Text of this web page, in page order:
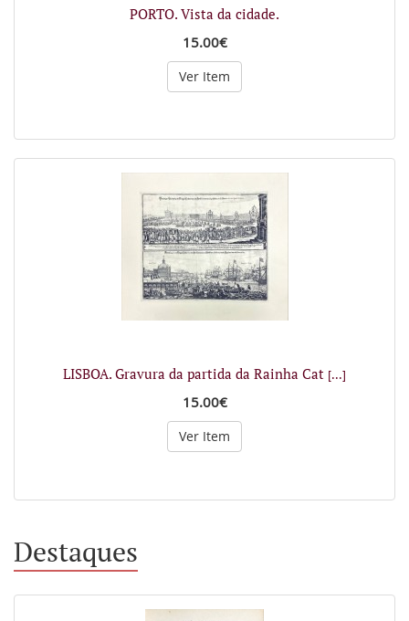
PORTO. Vista da cidade.
15.00€
Ver Item
LISBOA. Gravura da partida da Rainha Cat [...]
15.00€
Ver Item
Destaques